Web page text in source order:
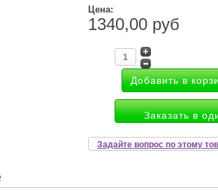
Цена:
1340,00 руб
Заказать в
Задайте вопрос по этому